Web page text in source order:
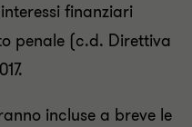
finanziari
penale (c.d. Direttiva
incluse a breve le